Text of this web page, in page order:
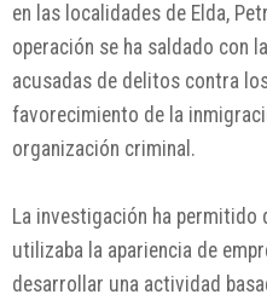
en las localidades de Elda,
operación se ha saldado con
acusadas de delitos contra
favorecimiento de la
organización criminal.
La investigación ha permitido
utilizaba la apariencia de
desarrollar una actividad